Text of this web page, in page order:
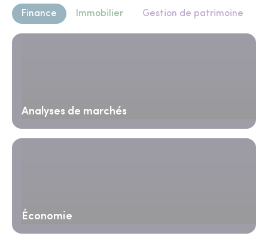
Finance Immobilier Gestion de patrimoine
Analyses de marchés
Économie